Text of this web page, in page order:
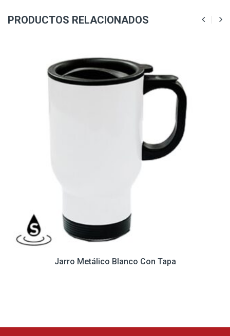
PRODUCTOS RELACIONADOS
Jarro Metálico Blanco Con Tapa